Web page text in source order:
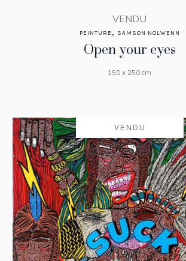
VENDU
PEINTURE , SAMSON NOLWENN
Open your eyes
150 x 250 cm
VENDU